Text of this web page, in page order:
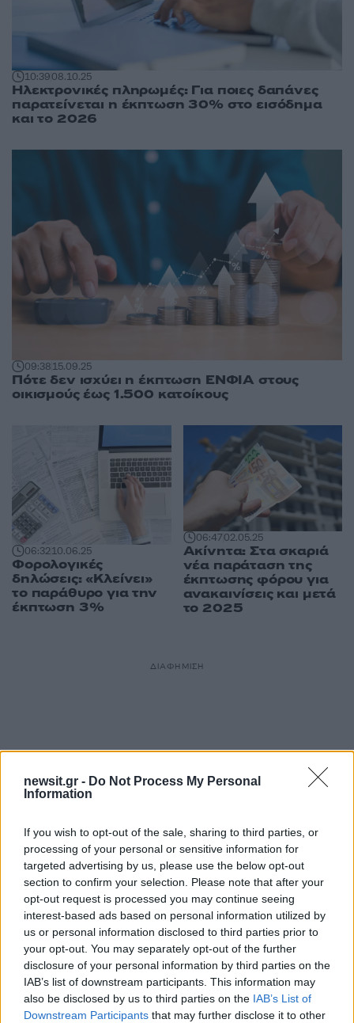
newsit.gr - Do Not Process My Personal
Information
If you wish to opt-out of the sale, sharing to third parties, or
processing of your personal or sensitive information for
targeted advertising by us, please use the below opt-out
section to confirm your selection. Please note that after your
opt-out request is processed you may continue seeing
interest-based ads based on personal information utilized by
us or personal information disclosed to third parties prior to
your opt-out. You may separately opt-out of the further
disclosure of your personal information by third parties on the
IAB’s list of downstream participants. This information may
also be disclosed by us to third parties on the IAB’s List of
Downstream Participants that may further disclose it to other
10:3908.10.25
Ηλεκτρονικές πληρωμές: Για ποιες δαπάνες
παρατείνεται η έκπτωση 30% στο εισόδημα
και το 2026
09:3815.09.25
Πότε δεν ισχύει η έκπτωση ΕΝΦΙΑ στους
οικισμούς έως 1.500 κατοίκους
06:3210.06.25
Φορολογικές
δηλώσεις: «Κλείνει»
το παράθυρο για την
έκπτωση 3%
06:4702.05.25
Ακίνητα: Στα σκαριά
νέα παράταση της
έκπτωσης φόρου για
ανακαινίσεις και μετά
το 2025
ΔΙΑΦΗΜΙΣΗ